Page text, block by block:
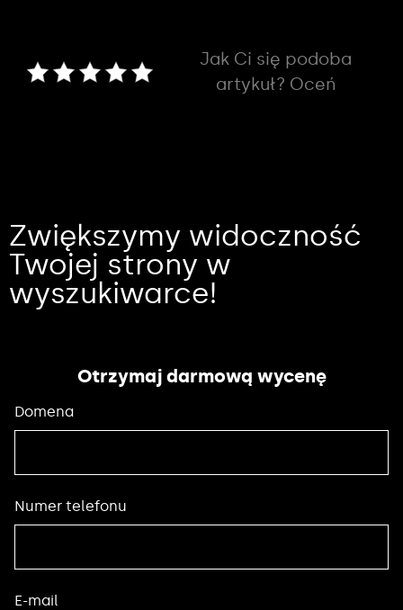
Jak Ci się podoba
artykuł? Oceń
Zwiększymy widoczność
Twojej strony w
wyszukiwarce!
Otrzymaj darmową wycenę
Domena
Numer telefonu
E-mail